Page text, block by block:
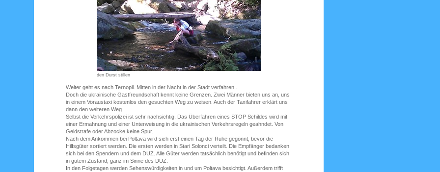
den Durst stillen
Weiter geht es nach Ternopil. Mitten in der Nacht in der Stadt verfahren...
Doch die ukrainische Gastfreundschaft kennt keine Grenzen. Zwei Männer bieten uns an, uns
in einem Voraustaxi kostenlos den gesuchten Weg zu weisen. Auch der Taxifahrer erklärt uns
dann den weiteren Weg.
Selbst die Verkehrspolizei ist sehr nachsichtig. Das Überfahren eines STOP Schildes wird mit
einer Ermahnung und einer Unterweisung in die ukrainischen Verkehrsregeln geahndet. Von
Geldstrafe oder Abzocke keine Spur.
Nach dem Ankommen bei Poltava wird sich erst einen Tag der Ruhe gegönnt, bevor die
Hilfsgüter sortiert werden. Die ersten werden in Stari Solonci verteilt. Die Empfänger bedanken
sich bei den Spendern und dem DUZ. Alle Güter werden tatsächlich benötigt und befinden sich
in gutem Zustand, ganz im Sinne des DUZ.
In den Folgetagen werden Sehenswürdigkeiten in und um Poltava besichtigt. Außerdem trifft